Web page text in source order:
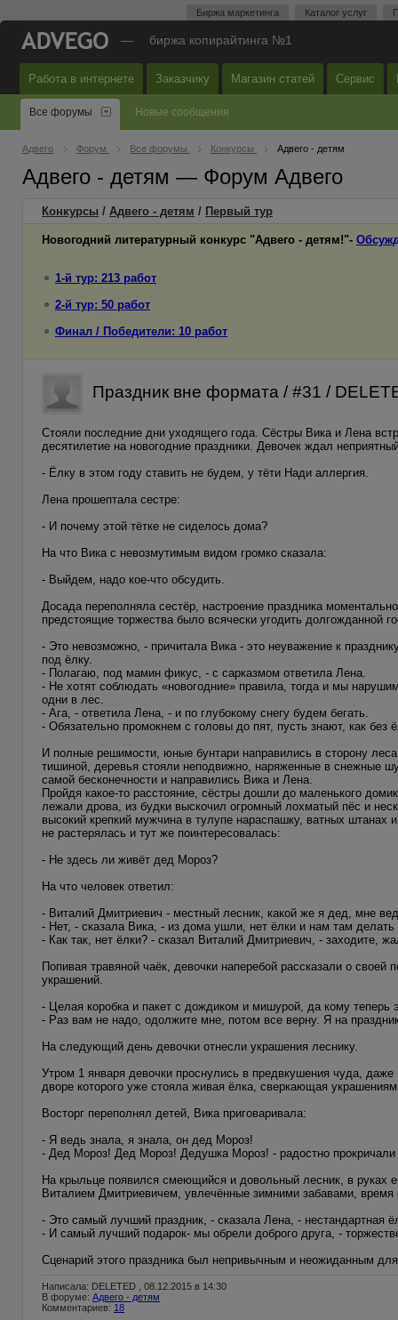
Биржа маркетинга Каталог услуг
— биржа копирайтинга №1
Работа в интернете Заказчику Магазин статей Сервис
Все форумы Новые сообщения
Адвего Форум Все форумы Конкурсы Адвего - детям
Адвего - детям — Форум Адвего
Конкурсы / Адвего - детям / Первый тур
Новогодний литературный конкурс "Адвего - детям!"-
1-й тур: 213 работ
2-й тур: 50 работ
Финал / Победители: 10 работ
Праздник вне формата / #31 /
Стояли последние дни уходящего года. Сёстры Вика и Лена
десятилетие на новогодние праздники. Девочек ждал
- Ёлку в этом году ставить не будем, у тёти Нади аллергия.
Лена прошептала сестре:
- И почему этой тётке не сиделось дома?
На что Вика с невозмутимым видом громко сказала:
- Выйдем, надо кое-что обсудить.
Досада переполняла сестёр, настроение праздника
предстоящие торжества было всячески угодить долгожданной
- Это невозможно, - причитала Вика - это неуважение к
под ёлку.
- Полагаю, под мамин фикус, - с сарказмом ответила Лена.
- Не хотят соблюдать «новогодние» правила, тогда и мы
одни в лес.
- Ага, - ответила Лена, - и по глубокому снегу будем бегать.
- Обязательно промокнем с головы до пят, пусть знают, как без
И полные решимости, юные бунтари направились в сторону
тишиной, деревья стояли неподвижно, наряженные в снежные
самой бесконечности и направились Вика и Лена.
Пройдя какое-то расстояние, сёстры дошли до маленького
лежали дрова, из будки выскочил огромный лохматый пёс и
высокий крепкий мужчина в тулупе нараспашку, ватных
не растерялась и тут же поинтересовалась:
- Не здесь ли живёт дед Мороз?
На что человек ответил:
- Виталий Дмитриевич - местный лесник, какой же я дед, мне
- Нет, - сказала Вика, - из дома ушли, нет ёлки и нам там делать
- Как так, нет ёлки? - сказал Виталий Дмитриевич, - заходите,
Попивая травяной чаёк, девочки наперебой рассказали о
украшений.
- Целая коробка и пакет с дождиком и мишурой, да кому теперь
- Раз вам не надо, одолжите мне, потом все верну. Я на
На следующий день девочки отнесли украшения леснику.
Утром 1 января девочки проснулись в предвкушения чуда,
дворе которого уже стояла живая ёлка, сверкающая
Восторг переполнял детей, Вика приговаривала:
- Я ведь знала, я знала, он дед Мороз!
- Дед Мороз! Дед Мороз! Дедушка Мороз! - радостно прокричали
На крыльце появился смеющийся и довольный лесник, в руках
Виталием Дмитриевичем, увлечённые зимними забавами, время
- Это самый лучший праздник, - сказала Лена, - нестандартная
- И самый лучший подарок- мы обрели доброго друга, -
Сценарий этого праздника был непривычным и неожиданным
Написала: DELETED , 08.12.2015 в 14:30
В форуме: Адвего - детям
Комментариев: 18